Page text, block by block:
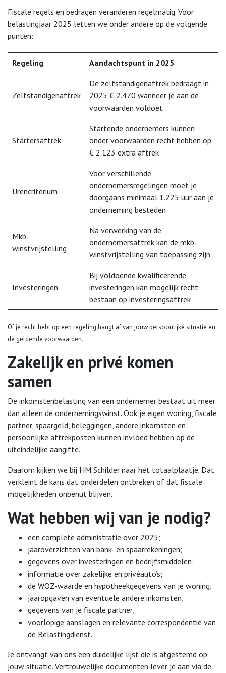
Fiscale regels en bedragen veranderen regelmatig. Voor
belastingjaar 2025 letten we onder andere op de volgende
punten:
Regeling Aandachtspunt in 2025
Zelfstandigenaftrek
De zelfstandigenaftrek bedraagt in
2025 € 2.470 wanneer je aan de
voorwaarden voldoet
Startersaftrek
Startende ondernemers kunnen
onder voorwaarden recht hebben op
€ 2.123 extra aftrek
Urencriterium
Voor verschillende
ondernemersregelingen moet je
doorgaans minimaal 1.225 uur aan je
onderneming besteden
Mkb-
winstvrijstelling
Na verwerking van de
ondernemersaftrek kan de mkb-
winstvrijstelling van toepassing zijn
Investeringen
Bij voldoende kwalificerende
investeringen kan mogelijk recht
bestaan op investeringsaftrek
Of je recht hebt op een regeling hangt af van jouw persoonlijke situatie en
de geldende voorwaarden.
Zakelijk en privé komen
samen
De inkomstenbelasting van een ondernemer bestaat uit meer
dan alleen de ondernemingswinst. Ook je eigen woning, fiscale
partner, spaargeld, beleggingen, andere inkomsten en
persoonlijke aftrekposten kunnen invloed hebben op de
uiteindelijke aangifte.
Daarom kijken we bij HM Schilder naar het totaalplaatje. Dat
verkleint de kans dat onderdelen ontbreken of dat fiscale
mogelijkheden onbenut blijven.
Wat hebben wij van je nodig?
een complete administratie over 2025;
jaaroverzichten van bank- en spaarrekeningen;
gegevens over investeringen en bedrijfsmiddelen;
informatie over zakelijke en privéauto’s;
de WOZ-waarde en hypotheekgegevens van je woning;
jaaropgaven van eventuele andere inkomsten;
gegevens van je fiscale partner;
voorlopige aanslagen en relevante correspondentie van
de Belastingdienst.
Je ontvangt van ons een duidelijke lijst die is afgestemd op
jouw situatie. Vertrouwelijke documenten lever je aan via de